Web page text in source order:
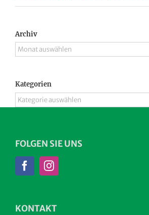
Archiv
Archiv
Kategorien
Kategorien
FOLGEN SIE UNS
KONTAKT